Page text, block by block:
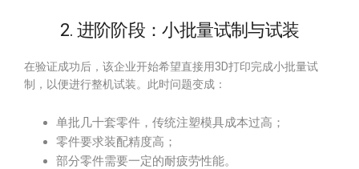
2. 进阶阶段：小批量试制与试装
在验证成功后，该企业开始希望直接用3D打印完成小批量试
制，以便进行整机试装。此时问题变成：
单批几十套零件，传统注塑模具成本过高；
零件要求装配精度高；
部分零件需要一定的耐疲劳性能。